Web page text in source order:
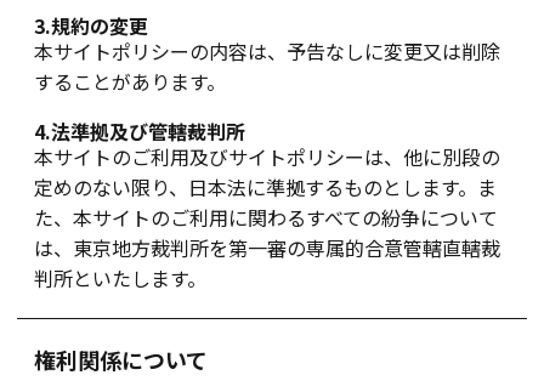
3.規約の変更
本サイトポリシーの内容は、予告なしに変更又は削除
することがあります。
4.法準拠及び管轄裁判所
本サイトのご利用及びサイトポリシーは、他に別段の
定めのない限り、日本法に準拠するものとします。ま
た、本サイトのご利用に関わるすべての紛争について
は、東京地方裁判所を第一審の専属的合意管轄直轄裁
判所といたします。
権利関係について